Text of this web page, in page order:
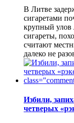
В Литве
сигаретами
крупный улов
сигареты,
считают
далеко не
Избили,
четверых